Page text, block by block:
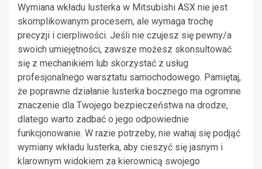
Wymiana wkładu lusterka w Mitsubishi ASX nie jest
skomplikowanym procesem, ale wymaga trochę
precyzji i cierpliwości. Jeśli nie czujesz się pewny/a
swoich umiejętności, zawsze możesz skonsultować
się z mechanikiem lub skorzystać z usług
profesjonalnego warsztatu samochodowego. Pamiętaj,
że poprawne działanie lusterka bocznego ma ogromne
znaczenie dla Twojego bezpieczeństwa na drodze,
dlatego warto zadbać o jego odpowiednie
funkcjonowanie. W razie potrzeby, nie wahaj się podjąć
wymiany wkładu lusterka, aby cieszyć się jasnym i
klarownym widokiem za kierownicą swojego